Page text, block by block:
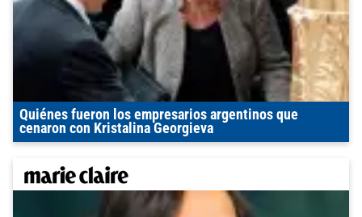
Quiénes fueron los empresarios argentinos que
cenaron con Kristalina Georgieva